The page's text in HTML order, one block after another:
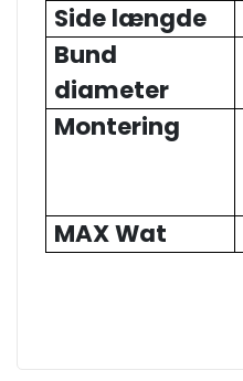
Side længde
Bund
diameter
Montering
MAX Wat